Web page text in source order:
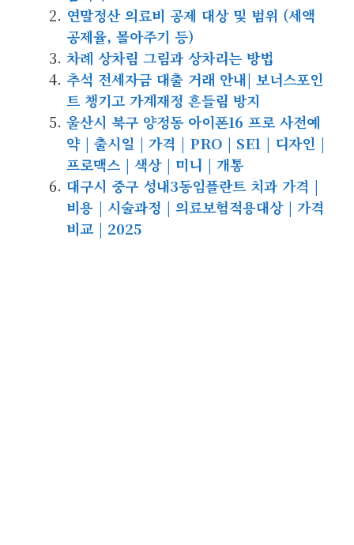
연말정산 의료비 공제 대상 및 범위 (세액
공제율, 몰아주기 등)
차례 상차림 그림과 상차리는 방법
추석 전세자금 대출 거래 안내| 보너스포인
트 챙기고 가계재정 흔들림 방지
울산시 북구 양정동 아이폰16 프로 사전예
약 | 출시일 | 가격 | PRO | SE1 | 디자인 |
프로맥스 | 색상 | 미니 | 개통
대구시 중구 성내3동임플란트 치과 가격 |
비용 | 시술과정 | 의료보험적용대상 | 가격
비교 | 2025